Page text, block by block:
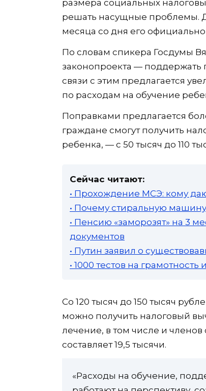
размера социальных
решать насущные проблемы.
месяца со дня его
По словам спикера Госдумы
законопроекта — поддержать
связи с этим предлагается
по расходам на обучение
Поправками предлагается
граждане смогут получить
ребенка, — с 50 тысяч до 110
Сейчас читают:
• Прохождение МСЭ: кому
• Почему стиральную машину
• Пенсию «заморозят» на 3
документов
• Путин заявил о
• 1000 тестов на
Со 120 тысяч до 150 тысяч
можно получить налоговый
лечение, в том числе и членов
составляет 19,5 тысячи.
«Расходы на обучение,